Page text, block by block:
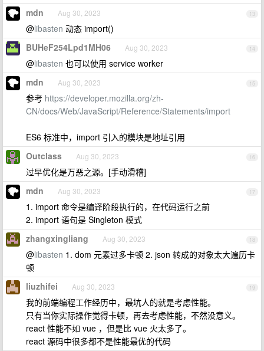
13
mdn Aug 30, 2023
@libasten 动态 import()
14
BUHeF254Lpd1MH06 Aug 30, 2023
@libasten 也可以使用 service worker
15
mdn Aug 30, 2023
参考 https://developer.mozilla.org/zh-
CN/docs/Web/JavaScript/Reference/Statements/import
ES6 标准中，import 引入的模块是地址引用
16
Outclass Aug 30, 2023
过早优化是万恶之源。[手动滑稽]
17
mdn Aug 30, 2023
1. import 命令是编译阶段执行的，在代码运行之前
2. import 语句是 Singleton 模式
18
zhangxingliang Aug 30, 2023
@libasten 1. dom 元素过多卡顿 2. json 转成的对象太大遍历卡
顿
19
liuzhifei Aug 30, 2023
我的前端编程工作经历中，最坑人的就是考虑性能。
只有当你实际操作觉得卡顿，再去考虑性能，不然没意义。
react 性能不如 vue ，但是比 vue 火太多了。
react 源码中很多都不是性能最优的代码